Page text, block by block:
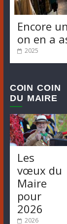
Encore
on en a
2025
COIN COIN
DU MAIRE
Les
vœux du
Maire
pour
2026
2026